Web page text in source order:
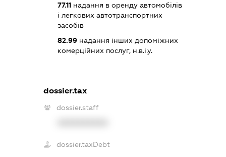
77.11надання в оренду автомобілів
і легкових автотранспортних
засобів
82.99надання інших допоміжних
комерційних послуг, н.в.і.у.
dossier.tax
dossier.staff
dossier.taxDebt